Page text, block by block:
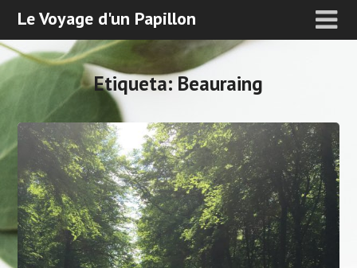
Le Voyage d'un Papillon
Etiqueta:Beauraing